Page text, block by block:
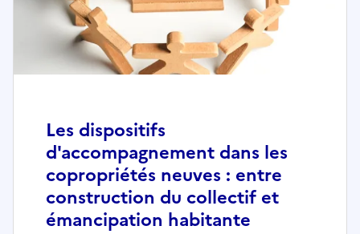
Les dispositifs
d'accompagnement dans les
copropriétés neuves : entre
construction du collectif et
émancipation habitante